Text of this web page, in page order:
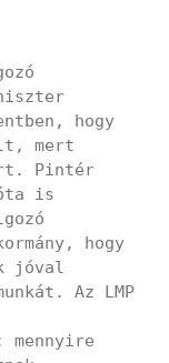
hogy
mert
Pintér
is
hogy
jóval
Az LMP
mennyire